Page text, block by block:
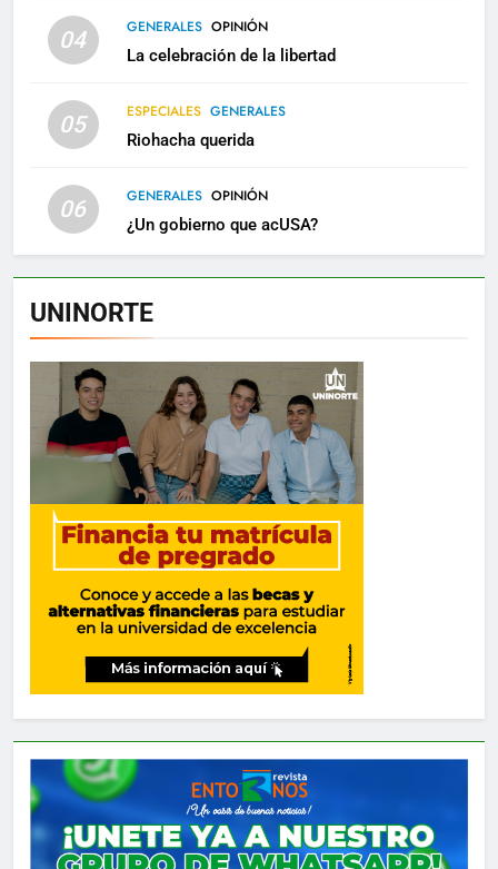
04 GENERALES OPINIÓN
La celebración de la libertad
05 ESPECIALES GENERALES
Riohacha querida
06 GENERALES OPINIÓN
¿Un gobierno que acUSA?
UNINORTE